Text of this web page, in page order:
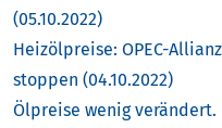
(05.10.2022)
Heizölpreise: OPEC-
stoppen (04.10.2022)
Ölpreise wenig verändert.